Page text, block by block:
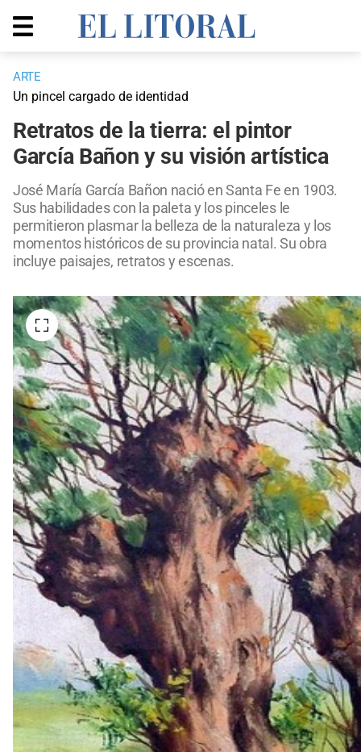
ARTE
Un pincel cargado de identidad
Retratos de la tierra: el pintor
García Bañon y su visión artística
José María García Bañon nació en Santa Fe en 1903.
Sus habilidades con la paleta y los pinceles le
permitieron plasmar la belleza de la naturaleza y los
momentos históricos de su provincia natal. Su obra
incluye paisajes, retratos y escenas.